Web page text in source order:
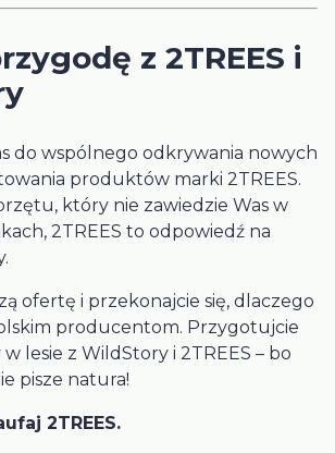
z 2TREES i
do wspólnego odkrywania nowych
produktów marki 2TREES.
który nie zawiedzie Was w
2TREES to odpowiedź na
ofertę i przekonajcie się, dlaczego
producentom. Przygotujcie
lesie z WildStory i 2TREES – bo
pisze natura!
2TREES.